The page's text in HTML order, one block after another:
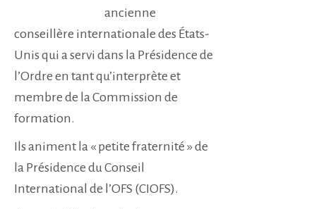
ancienne
conseillère internationale des États-
Unis qui a servi dans la Présidence de
l’Ordre en tant qu’interprète et
membre de la Commission de
formation.
Ils animent la « petite fraternité » de
la Présidence du Conseil
International de l’OFS (CIOFS).